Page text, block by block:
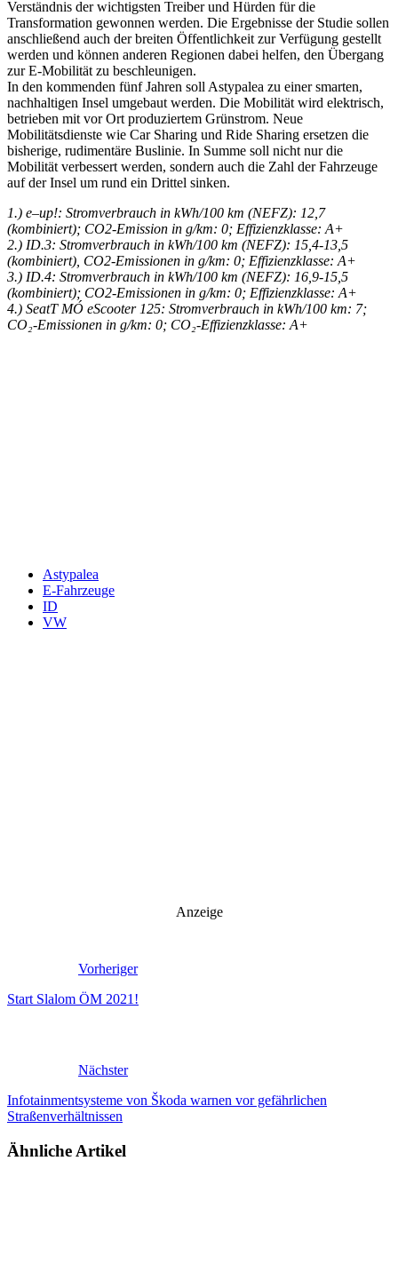
Verständnis der wichtigsten Treiber und Hürden für die
Transformation gewonnen werden. Die Ergebnisse der Studie sollen
anschließend auch der breiten Öffentlichkeit zur Verfügung gestellt
werden und können anderen Regionen dabei helfen, den Übergang
zur E-Mobilität zu beschleunigen.
In den kommenden fünf Jahren soll Astypalea zu einer smarten,
nachhaltigen Insel umgebaut werden. Die Mobilität wird elektrisch,
betrieben mit vor Ort produziertem Grünstrom. Neue
Mobilitätsdienste wie Car Sharing und Ride Sharing ersetzen die
bisherige, rudimentäre Buslinie. In Summe soll nicht nur die
Mobilität verbessert werden, sondern auch die Zahl der Fahrzeuge
auf der Insel um rund ein Drittel sinken.
1.) e–up!: Stromverbrauch in kWh/100 km (NEFZ): 12,7
(kombiniert); CO2-Emission in g/km: 0; Effizienzklasse: A+
2.) ID.3: Stromverbrauch in kWh/100 km (NEFZ): 15,4-13,5
(kombiniert), CO2-Emissionen in g/km: 0; Effizienzklasse: A+
3.) ID.4: Stromverbrauch in kWh/100 km (NEFZ): 16,9-15,5
(kombiniert); CO2-Emissionen in g/km: 0; Effizienzklasse: A+
4.) SeatT MÓ eScooter 125: Stromverbrauch in kWh/100 km: 7;
CO₂-Emissionen in g/km: 0; CO₂-Effizienzklasse: A+
Astypalea
E-Fahrzeuge
ID
VW
Anzeige
Vorheriger
Start Slalom ÖM 2021!
Nächster
Infotainmentsysteme von Škoda warnen vor gefährlichen
Straßenverhältnissen
Ähnliche Artikel